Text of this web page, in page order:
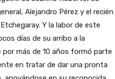
Alejandro Pérez y el recién
Y la labor de este
días de su arribo a la
más de 10 años formó parte
en tratar de dar una pronta